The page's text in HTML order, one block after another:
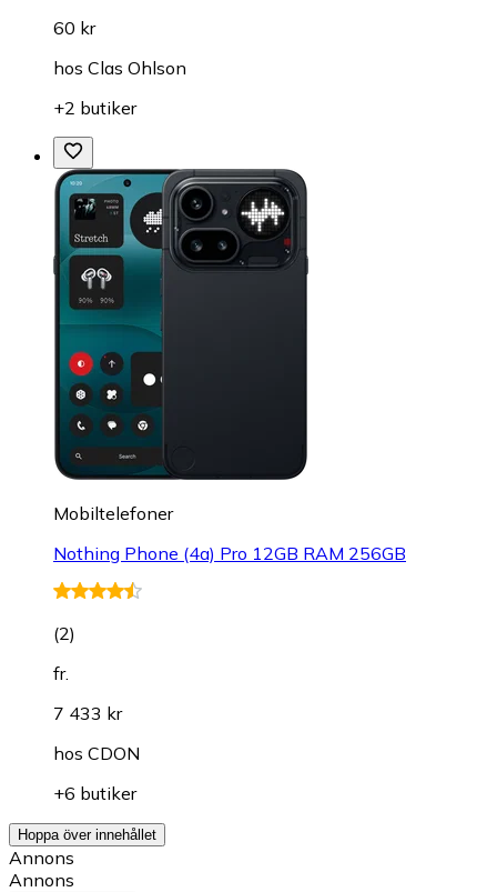
60 kr
hos Clas Ohlson
+2 butiker
Mobiltelefoner
Nothing Phone (4a) Pro 12GB RAM 256GB
(2)
fr.
7 433 kr
hos CDON
+6 butiker
Hoppa över innehållet
Annons
Annons